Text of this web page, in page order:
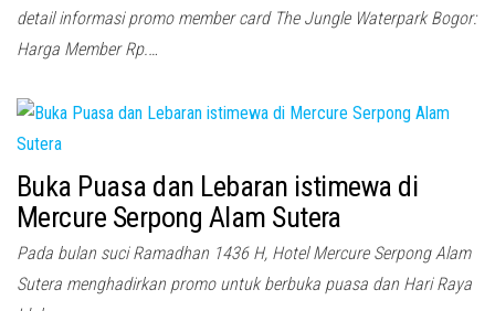
detail informasi promo member card The Jungle Waterpark Bogor:
Harga Member Rp.…
Buka Puasa dan Lebaran istimewa di
Mercure Serpong Alam Sutera
Pada bulan suci Ramadhan 1436 H, Hotel Mercure Serpong Alam
Sutera menghadirkan promo untuk berbuka puasa dan Hari Raya